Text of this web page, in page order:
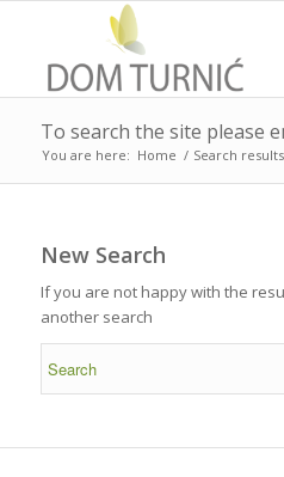
To search the site please
You are here: Home / Search
New Search
If you are not happy with the
another search